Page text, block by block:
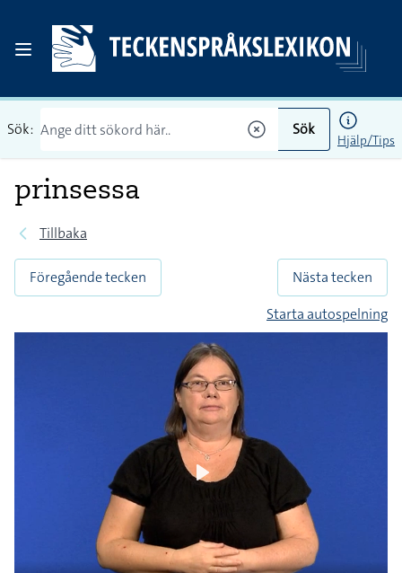
Sök: Sök
Hjälp/Tips
prinsessa
Tillbaka
Föregående tecken
Nästa tecken
Starta autospelning